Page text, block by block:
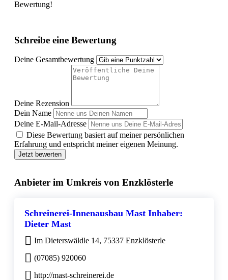
Bewertung!
Schreibe eine Bewertung
Deine Gesamtbewertung
Deine Rezension
Dein Name
Deine E-Mail-Adresse
Diese Bewertung basiert auf meiner persönlichen
Erfahrung und entspricht meiner eigenen Meinung.
Jetzt bewerten
Anbieter im Umkreis von Enzklösterle
Schreinerei-Innenausbau Mast Inhaber:
Dieter Mast
Im Dieterswäldle 14, 75337 Enzklösterle
(07085) 920060
http://mast-schreinerei.de